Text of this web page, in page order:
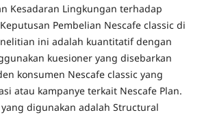
Kesadaran Lingkungan terhadap
Pembelian Nescafe classic di
ini adalah kuantitatif dengan
kuesioner yang disebarkan
konsumen Nescafe classic yang
atau kampanye terkait Nescafe Plan.
digunakan adalah Structural